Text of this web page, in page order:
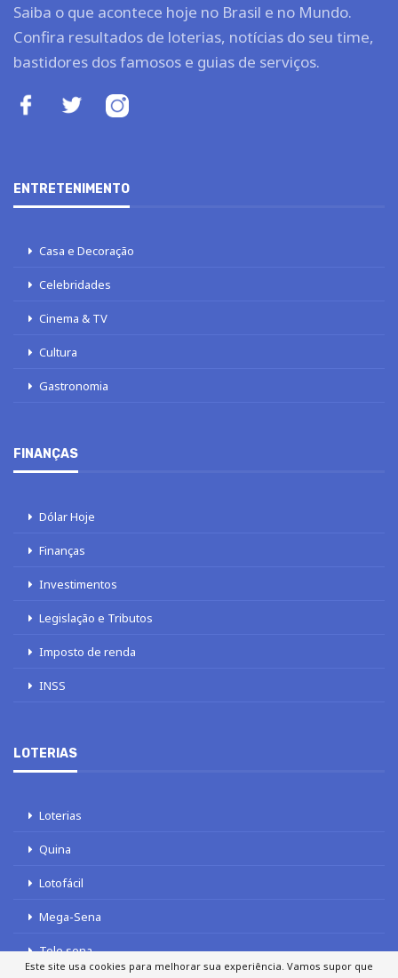
Saiba o que acontece hoje no Brasil e no Mundo.
Confira resultados de loterias, notícias do seu time,
bastidores dos famosos e guias de serviços.
ENTRETENIMENTO
Casa e Decoração
Celebridades
Cinema & TV
Cultura
Gastronomia
FINANÇAS
Dólar Hoje
Finanças
Investimentos
Legislação e Tributos
Imposto de renda
INSS
LOTERIAS
Loterias
Quina
Lotofácil
Mega-Sena
Tele sena
Este site usa cookies para melhorar sua experiência. Vamos supor que